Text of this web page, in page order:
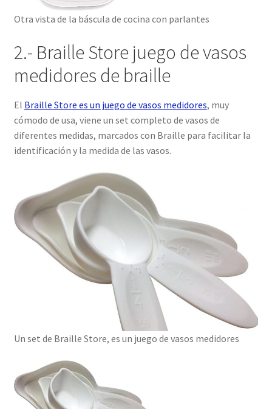
Otra vista de la báscula de cocina con parlantes
2.- Braille Store juego de vasos
medidores de braille
El Braille Store es un juego de vasos medidores, muy
cómodo de usa, viene un set completo de vasos de
diferentes medidas, marcados con Braille para facilitar la
identificación y la medida de las vasos.
Un set de Braille Store, es un juego de vasos medidores